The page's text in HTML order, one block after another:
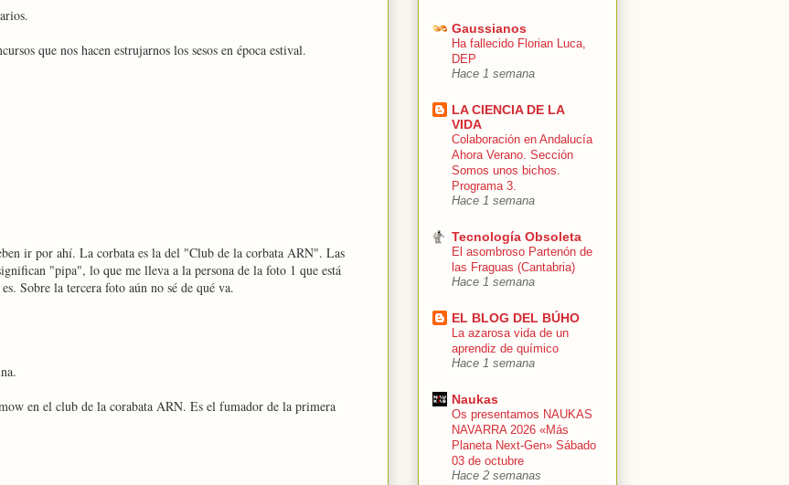
que nos hacen estrujarnos los sesos en época estival.
ir por ahí. La corbata es la del "Club de la corbata ARN". Las
"pipa", lo que me lleva a la persona de la foto 1 que está
Sobre la tercera foto aún no sé de qué va.
en el club de la corabata ARN. Es el fumador de la primera
Gaussianos
Ha fallecido Florian Luca,
DEP
Hace 1 semana
LA CIENCIA DE LA
VIDA
Colaboración en Andalucía
Ahora Verano. Sección
Somos unos bichos.
Programa 3.
Hace 1 semana
Tecnología Obsoleta
El asombroso Partenón de
las Fraguas (Cantabria)
Hace 1 semana
EL BLOG DEL BÚHO
La azarosa vida de un
aprendiz de químico
Hace 1 semana
Naukas
Os presentamos NAUKAS
NAVARRA 2026 «Más
Planeta Next-Gen» Sábado
03 de octubre
Hace 2 semanas